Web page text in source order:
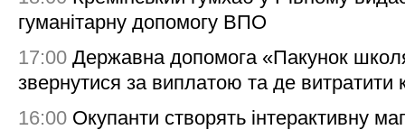
гуманітарну допомогу ВПО
17:00 Державна допомога «Пакунок
звернутися за виплатою та де витратити
16:00 Окупанти створять інтерактивну